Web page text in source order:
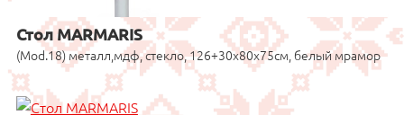
Стол MARMARIS
(Mod.18) металл,мдф, стекло, 126+30x80x75см, белый мрамор